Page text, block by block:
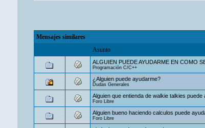
Mensajes similares
Asunto
ALGUIEN PUEDE AYUDARME EN COMO
Programación C/C++
¿Alguien puede ayudarme?
Dudas Generales
Alguien que entienda de walkie talkies puede
Foro Libre
Alguien bueno haciendo calculos puede
Foro Libre